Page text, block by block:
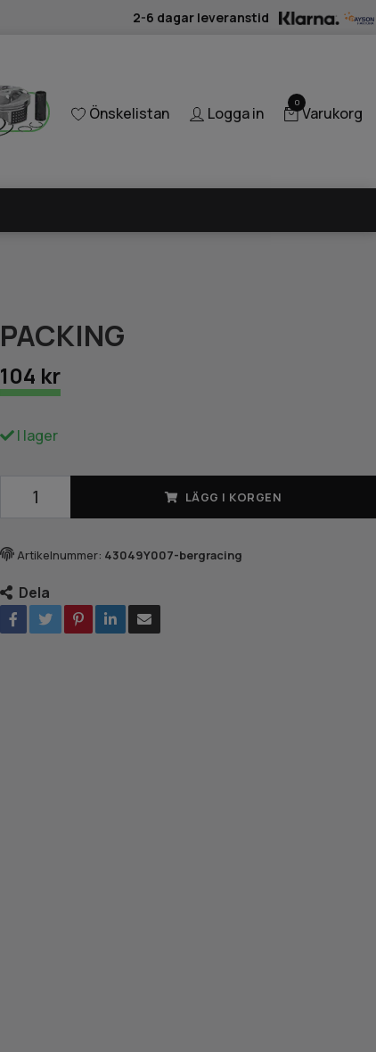
2-6 dagar leveranstid
Önskelistan Logga in
0
Varukorg
PACKING
104 kr
I lager
LÄGG I KORGEN
Artikelnummer: 43049Y007-bergracing
Dela